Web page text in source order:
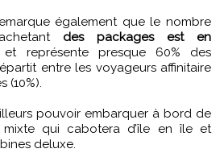
également que le nombre
des packages est en
et représente presque 60% des
entre les voyageurs affinitaire
(10%).
pouvoir embarquer à bord de
qui cabotera d’île en île et
deluxe.